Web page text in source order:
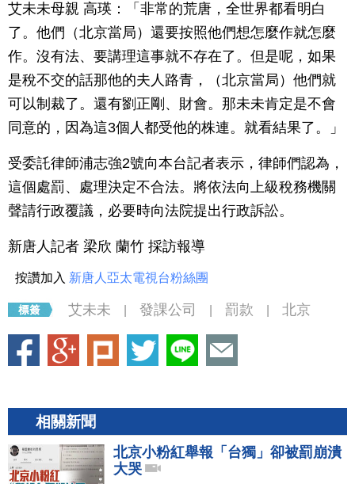
艾未未母親 高瑛：「非常的荒唐，全世界都看明白
了。他們（北京當局）還要按照他們想怎麼作就怎麼
作。沒有法、要講理這事就不存在了。但是呢，如果
是稅不交的話那他的夫人路青，（北京當局）他們就
可以制裁了。還有劉正剛、財會。那未未肯定是不會
同意的，因為這3個人都受他的株連。就看結果了。」
受委託律師浦志強2號向本台記者表示，律師們認為，
這個處罰、處理決定不合法。將依法向上級稅務機關
聲請行政覆議，必要時向法院提出行政訴訟。
新唐人記者 梁欣 蘭竹 採訪報導
按讚加入 新唐人亞太電視台粉絲團
艾未未 發課公司 罰款 北京
相關新聞
北京小粉紅舉報「台獨」卻被罰崩潰
大哭